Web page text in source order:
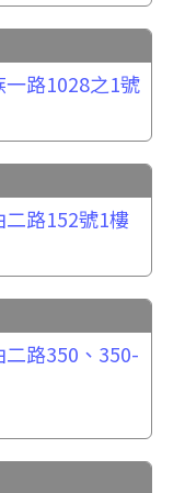
路1028之1號
路152號1樓
路350、350-